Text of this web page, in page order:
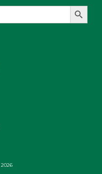
Search Button